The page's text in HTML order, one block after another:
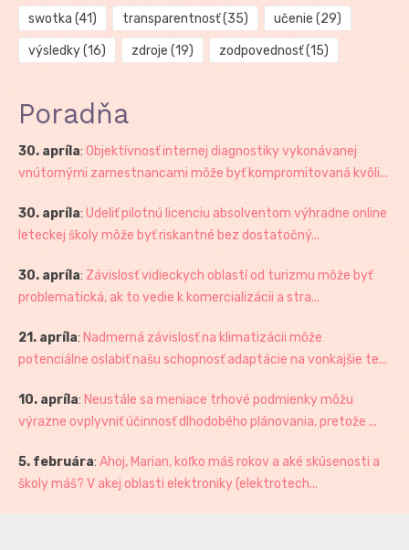
swotka (41) transparentnosť(35) učenie (29)
výsledky(16) zdroje (19) zodpovednosť(15)
Poradňa
30. apríla: Objektívnosť internej diagnostiky vykonávanej
vnútornými zamestnancami môže byť kompromitovaná kvôli...
30. apríla: Udeliť pilotnú licenciu absolventom výhradne online
leteckej školy môže byť riskantné bez dostatočný...
30. apríla: Závislosť vidieckych oblastí od turizmu môže byť
problematická, ak to vedie k komercializácii a stra...
21. apríla: Nadmerná závislosť na klimatizácii môže
potenciálne oslabiť našu schopnosť adaptácie na vonkajšie te...
10. apríla: Neustále sa meniace trhové podmienky môžu
výrazne ovplyvniť účinnosť dlhodobého plánovania, pretože ...
5. februára: Ahoj, Marian, koľko máš rokov a aké skúsenosti a
školy máš? V akej oblasti elektroniky (elektrotech...